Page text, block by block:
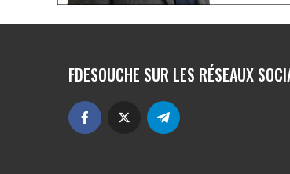
FDESOUCHE SUR LES RÉSEAUX